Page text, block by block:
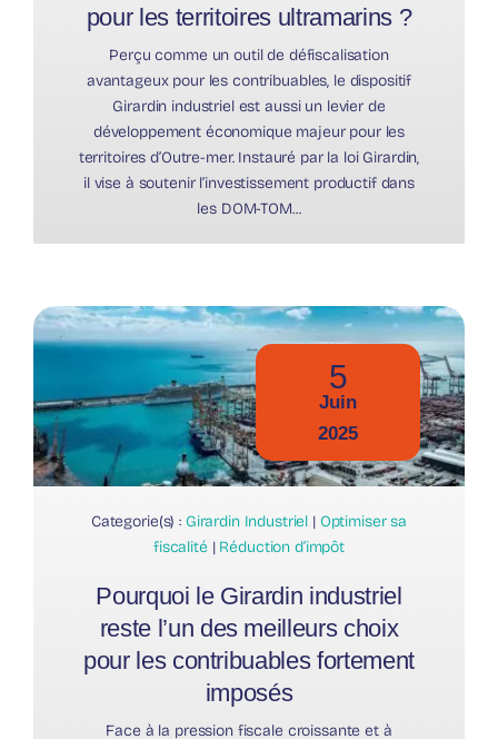
pour les territoires ultramarins ?
Perçu comme un outil de défiscalisation
avantageux pour les contribuables, le dispositif
Girardin industriel est aussi un levier de
développement économique majeur pour les
territoires d’Outre-mer. Instauré par la loi Girardin,
il vise à soutenir l’investissement productif dans
les DOM-TOM...
5
Juin
2025
Categorie(s) : Girardin Industriel | Optimiser sa
fiscalité | Réduction d’impôt
Pourquoi le Girardin industriel
reste l’un des meilleurs choix
pour les contribuables fortement
imposés
Face à la pression fiscale croissante et à